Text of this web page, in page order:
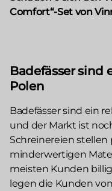
Comfort“-Set von
Badefässer sind
Polen
Badefässer sind ein
und der Markt ist
Schreinereien
minderwertigen
meisten Kunden
legen die Kunden